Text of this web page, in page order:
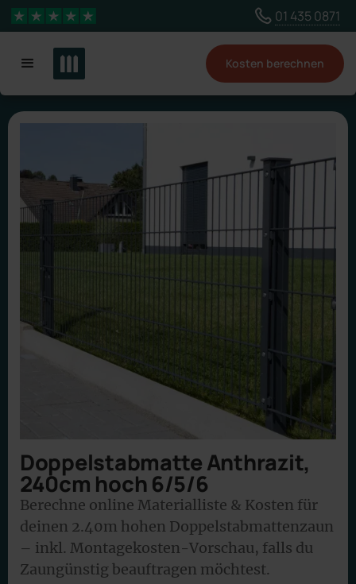
Wähle ein anderes Land, um Inhalte für deinen
Standort zu sehen
Land ändern
4,3 Sterne 01 435 0871
Kosten berechnen
Doppelstabmatte Anthrazit,
240cm hoch 6/5/6
Berechne online Materialliste & Kosten für
deinen 2.40m hohen Doppelstabmattenzaun
– inkl. Montagekosten-Vorschau, falls du
Zaungünstig beauftragen möchtest.